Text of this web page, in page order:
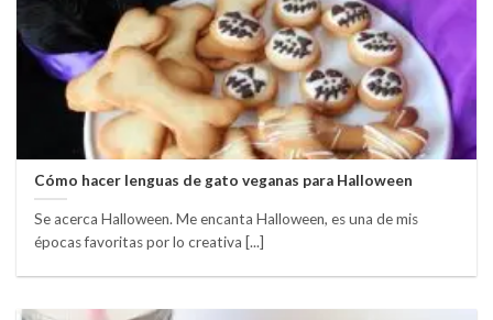
Cómo hacer lenguas de gato veganas para Halloween
Se acerca Halloween. Me encanta Halloween, es una de mis
épocas favoritas por lo creativa [...]